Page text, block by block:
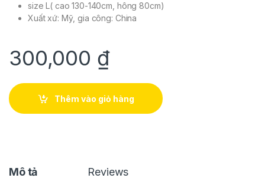
size L( cao 130-140cm, hông 80cm)
Xuất xứ: Mỹ, gia công: China
300,000 ₫
Thêm vào giỏ hàng
Mô tả Reviews